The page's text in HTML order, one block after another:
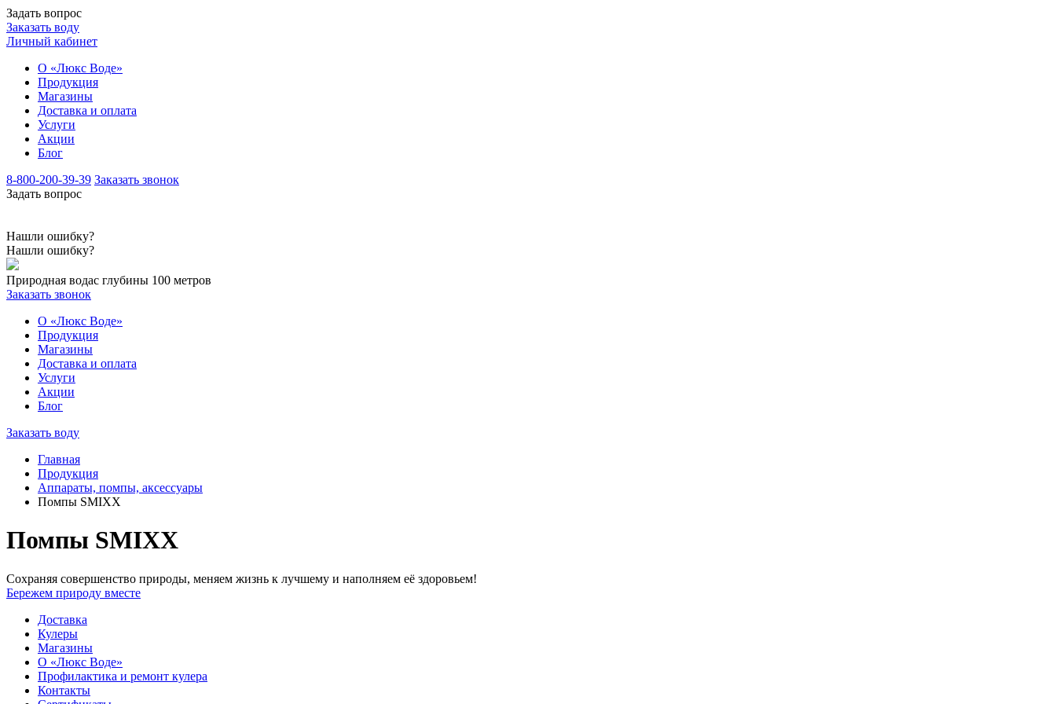
Задать вопрос
Заказать воду
Личный кабинет
О «Люкс Воде»
Продукция
Магазины
Доставка и оплата
Услуги
Акции
Блог
8-800-200-39-39 Заказать звонок
Задать вопрос
Нашли ошибку?
Нашли ошибку?
Природная водас глубины 100 метров
Заказать звонок
О «Люкс Воде»
Продукция
Магазины
Доставка и оплата
Услуги
Акции
Блог
Заказать воду
Главная
Продукция
Аппараты, помпы, аксессуары
Помпы SMIXX
Помпы SMIXX
Сохраняя совершенство природы, меняем жизнь к лучшему и наполняем её здоровьем!
Бережем природу вместе
Доставка
Кулеры
Магазины
О «Люкс Воде»
Профилактика и ремонт кулера
Контакты